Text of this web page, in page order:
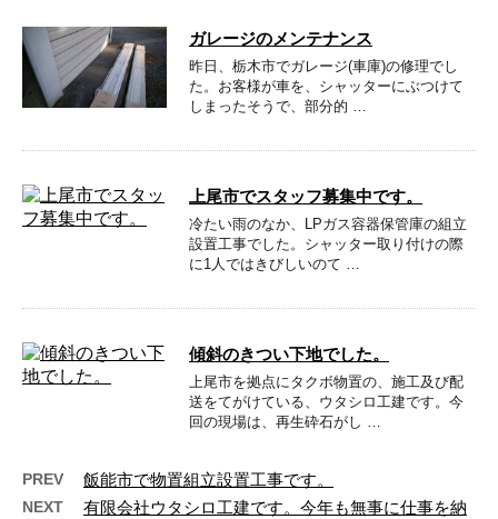
ガレージのメンテナンス
昨日、栃木市でガレージ(車庫)の修理でし
た。お客様が車を、シャッターにぶつけて
しまったそうで、部分的 …
上尾市でスタッフ募集中です。
冷たい雨のなか、LPガス容器保管庫の組立
設置工事でした。シャッター取り付けの際
に1人ではきびしいのて …
傾斜のきつい下地でした。
上尾市を拠点にタクボ物置の、施工及び配
送をてがけている、ウタシロ工建です。今
回の現場は、再生砕石がし …
PREV 飯能市で物置組立設置工事です。
NEXT
有限会社ウタシロ工建です。今年も無事に仕事を納